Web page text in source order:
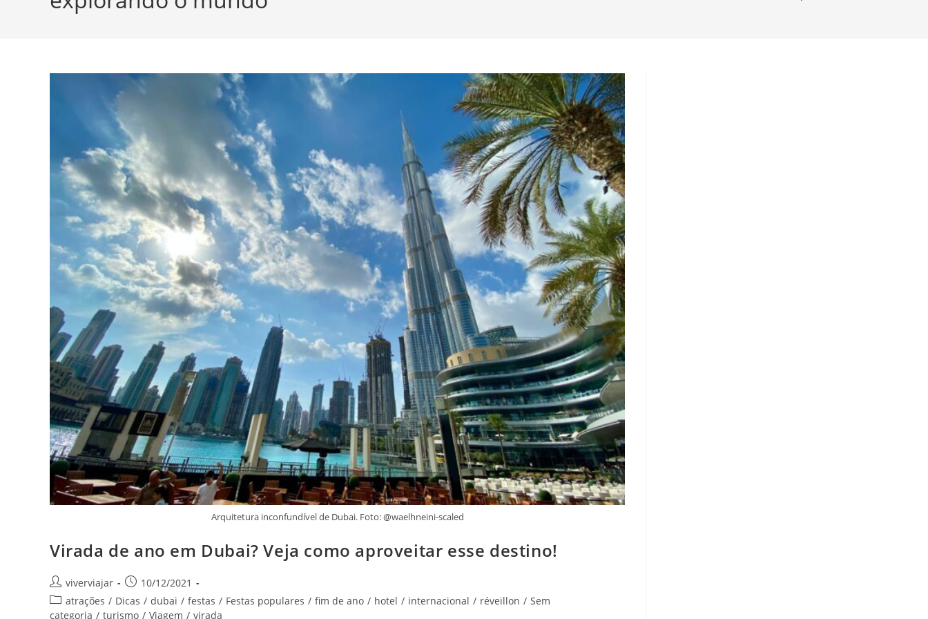
Arquitetura inconfundível de Dubai. Foto: @waelhneini-scaled
Virada de ano em Dubai? Veja como aproveitar esse destino!
Autor
do
post:
viverviajar
Post
publicado:
10/12/2021
Categoria
do
atrações / Dicas / dubai / festas / Festas populares / fim de ano / hotel / internacional / réveillon / Sem
categoria / turismo / Viagem / virada